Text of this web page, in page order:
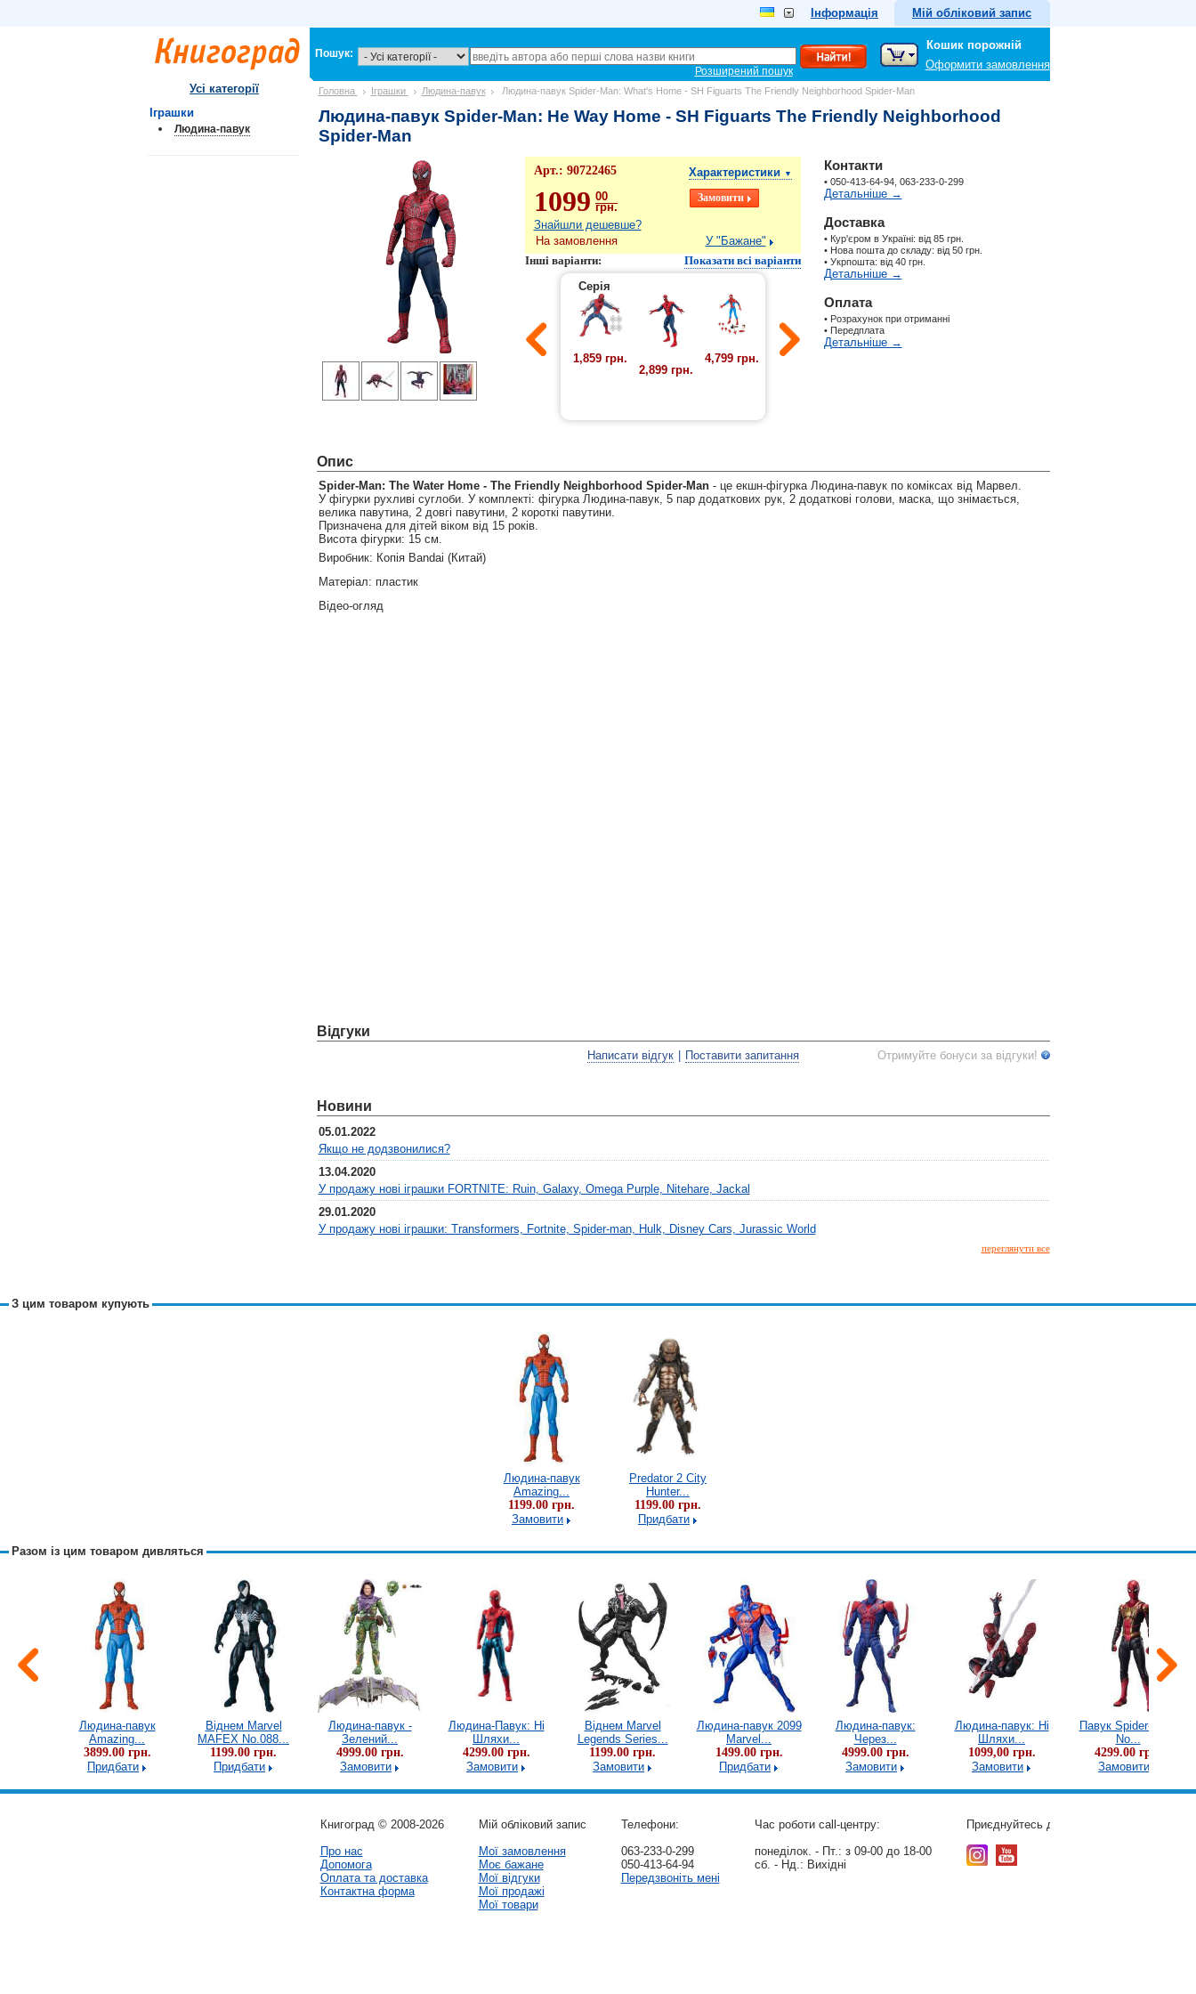
Інформація Мій обліковий запис
Пошук:
Розширений пошук
Кошик порожній
Оформити замовлення
Головна Іграшки Людина-павук Людина-павук Spider-Man: What's Home - SH Figuarts The Friendly Neighborhood Spider-Man
Людина-павук Spider-Man: Не Way Home - SH Figuarts The Friendly Neighborhood
Spider-Man
Арт.: 90722465 Характеристики ▼
1099 00
грн.
Знайшли дешевше?
У "Бажане"
На замовлення
Показати всі варіанти
Інші варіанти:
Серія
1,859 грн.
2,899 грн.
4,799 грн.
1,799 грн.
1,149 грн.
Контакти
• 050-413-64-94, 063-233-0-299
Детальніше →
Доставка
• Кур'єром в Україні: від 85 грн.
• Нова пошта до складу: від 50 грн.
• Укрпошта: від 40 грн.
Детальніше →
Оплата
• Розрахунок при отриманні
• Передплата
Детальніше →
Опис
Spider-Man: The Water Home - The Friendly Neighborhood Spider-Man- це екшн-фігурка Людина-павук по коміксах від Марвел.
У фігурки рухливі суглоби. У комплекті: фігурка Людина-павук, 5 пар додаткових рук, 2 додаткові голови, маска, що знімається,
велика павутина, 2 довгі павутини, 2 короткі павутини.
Призначена для дітей віком від 15 років.
Висота фігурки: 15 см.
Виробник: Копія Bandai (Китай)
Матеріал: пластик
Відео-огляд
Відгуки
Написати відгук Поставити запитання Отримуйте бонуси за відгуки!
Новини
05.01.2022
Якщо не додзвонилися?
13.04.2020
У продажу нові іграшки FORTNITE: Ruin, Galaxy, Omega Purple, Nitehare, Jackal
29.01.2020
У продажу нові іграшки: Transformers, Fortnite, Spider-man, Hulk, Disney Cars, Jurassic World
переглянути все
Усі категорії
Іграшки
Людина-павук
З цим товаром купують
Людина-павук
Amazing...
1199.00 грн.
Замовити
Predator 2 City
Hunter...
1199.00 грн.
Придбати
Разом із цим товаром дивляться
Людина-павук
Amazing...
3899.00 грн.
Придбати
Віднем Marvel
MAFEX No.088...
1199.00 грн.
Придбати
Людина-павук -
Зелений...
4999.00 грн.
Замовити
Людина-Павук: Ні
Шляхи...
4299.00 грн.
Замовити
Віднем Marvel
Legends Series...
1199.00 грн.
Замовити
Людина-павук 2099
Marvel...
1499.00 грн.
Придбати
Людина-павук:
Через...
4999.00 грн.
Замовити
Людина-павук: Ні
Шляхи...
1099,00 грн.
Замовити
Павук Spider-Man:
No...
4299.00 грн.
Замовити
Книгоград © 2008-2026
Про нас
Допомога
Оплата та доставка
Контактна форма
Мій обліковий запис
Мої замовлення
Моє бажане
Мої відгуки
Мої продажі
Мої товари
Телефони:
063-233-0-299
050-413-64-94
Передзвоніть мені
Час роботи call-центру:
понеділок. - Пт.: з 09-00 до 18-00
сб. - Нд.: Вихідні
Приєднуйтесь до нас: